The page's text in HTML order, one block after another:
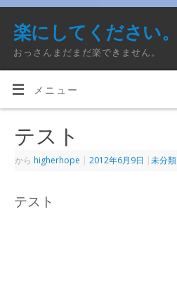
楽にしてください。
おっさんまだまだ楽できません。
メニュー
テスト
から higherhope | 2012年6月9日 |未分類
テスト